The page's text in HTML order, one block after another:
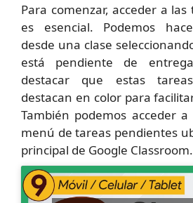
Para comenzar, acceder a
es esencial. Podemos
desde una clase
está pendiente de
destacar que estas
destacan en color para
También podemos acceder
menú de tareas pendientes
principal de Google Classroom.